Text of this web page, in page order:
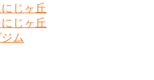
じヶ丘
じヶ丘
ム